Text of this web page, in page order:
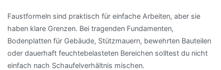
Faustformeln sind praktisch für einfache Arbeiten, aber sie
haben klare Grenzen. Bei tragenden Fundamenten,
Bodenplatten für Gebäude, Stützmauern, bewehrten Bauteilen
oder dauerhaft feuchtebelasteten Bereichen solltest du nicht
einfach nach Schaufelverhältnis mischen.